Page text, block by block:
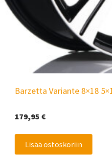
Barzetta Variante 8×18
179,95 €
Lisää ostoskoriin